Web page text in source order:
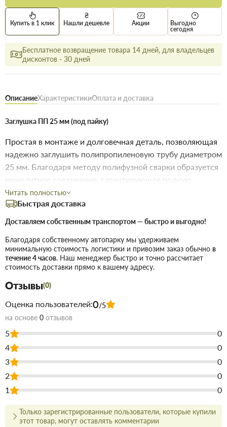
Купить в 1 клик Нашли дешевле Акции
Выгодно
сегодня
Бесплатное возвращение товара 14 дней, для владельцев
дисконтов - 30 дней
ОписаниеХарактеристикиОплата и доставка
Заглушка ПП 25 мм (под пайку)
Простая в монтаже и долговечная деталь, позволяющая
надежно заглушить полипропиленовую трубу диаметром
25 мм. Благодаря методу полифузной сварки образуется
монолитное соединение, гарантирующее полную
герметичность системы.
Конструкция:Приварная
Преимущества:Высокая прочность, устойчивость к
агрессивной среде, легкий вес
Идеально подходит для разводки
водопроводных сетей под давлением, ремонта
трубопроводов или консервации отдельных участков
системы в ванных комнатах, на кухнях или в технических
помещениях.
Купить Заглушка полипропиленовая 25 мм в Запорожье
недорого для строительства и ремонта. В магазине
строительных материалов Торус можно купить по низкой цене
непосредственно на складе, или на сайте, что сэкономит Вам
Преимущества нашего интернет-магазина стройтоваров не
Читать полностью
Быстрая доставка
Доставляем собственным транспортом — быстро и выгодно!
Благодаря собственному автопарку мы удерживаем
минимальную стоимость логистики и привозим заказ обычно в
течение 4 часов. Наш менеджер быстро и точно рассчитает
стоимость доставки прямо к вашему адресу.
Отзывы(0)
Оценка пользователей:0/5
на основе 0 отзывов
5
0
4
0
3
0
2
0
1
0
Только зарегистрированные пользователи, которые купили
этот товар, могут оставлять комментарии